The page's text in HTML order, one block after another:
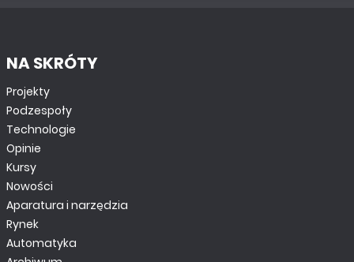
NA SKRÓTY
Projekty
Podzespoły
Technologie
Opinie
Kursy
Nowości
Aparatura i narzędzia
Rynek
Automatyka